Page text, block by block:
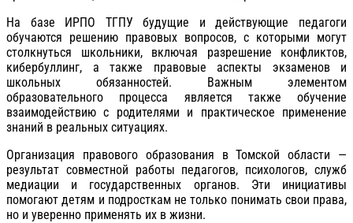
На базе ИРПО ТГПУ будущие и действующие педагоги
обучаются решению правовых вопросов, с которыми могут
столкнуться школьники, включая разрешение конфликтов,
кибербуллинг, а также правовые аспекты экзаменов и
школьных обязанностей. Важным элементом
образовательного процесса является также обучение
взаимодействию с родителями и практическое применение
знаний в реальных ситуациях.
Организация правового образования в Томской области —
результат совместной работы педагогов, психологов, служб
медиации и государственных органов. Эти инициативы
помогают детям и подросткам не только понимать свои права,
но и уверенно применять их в жизни.